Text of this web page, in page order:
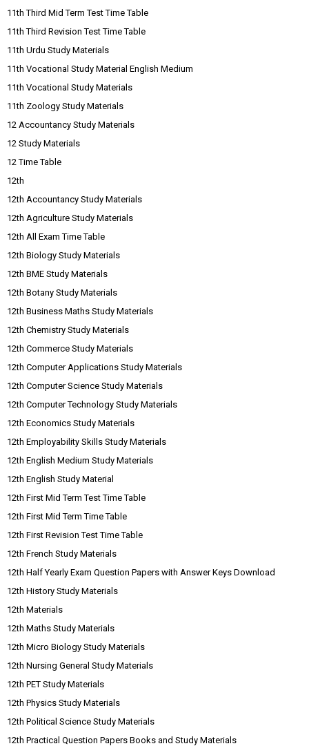
11th Third Mid Term Test Time Table
11th Third Revision Test Time Table
11th Urdu Study Materials
11th Vocational Study Material English Medium
11th Vocational Study Materials
11th Zoology Study Materials
12 Accountancy Study Materials
12 Study Materials
12 Time Table
12th
12th Accountancy Study Materials
12th Agriculture Study Materials
12th All Exam Time Table
12th Biology Study Materials
12th BME Study Materials
12th Botany Study Materials
12th Business Maths Study Materials
12th Chemistry Study Materials
12th Commerce Study Materials
12th Computer Applications Study Materials
12th Computer Science Study Materials
12th Computer Technology Study Materials
12th Economics Study Materials
12th Employability Skills Study Materials
12th English Medium Study Materials
12th English Study Material
12th First Mid Term Test Time Table
12th First Mid Term Time Table
12th First Revision Test Time Table
12th French Study Materials
12th Half Yearly Exam Question Papers with Answer Keys Download
12th History Study Materials
12th Materials
12th Maths Study Materials
12th Micro Biology Study Materials
12th Nursing General Study Materials
12th PET Study Materials
12th Physics Study Materials
12th Political Science Study Materials
12th Practical Question Papers Books and Study Materials